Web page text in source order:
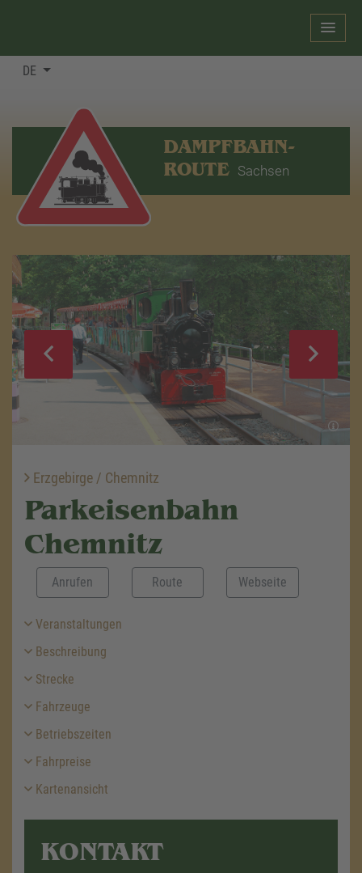
DE
DAMPFBAHN-
ROUTE Sachsen
Erzgebirge / Chemnitz
Parkeisenbahn
Chemnitz
Anrufen Route Webseite
Veranstaltungen
Beschreibung
Strecke
Fahrzeuge
Betriebszeiten
Fahrpreise
Kartenansicht
KONTAKT